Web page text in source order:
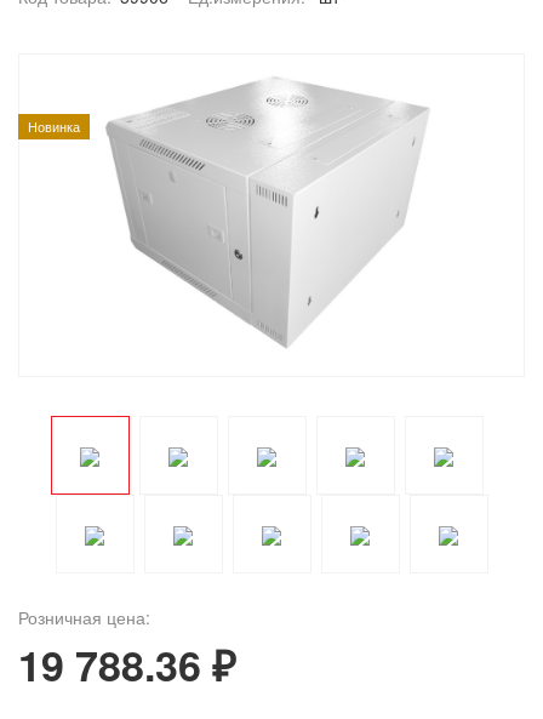
Новинка
Розничная цена:
19 788.36 ₽